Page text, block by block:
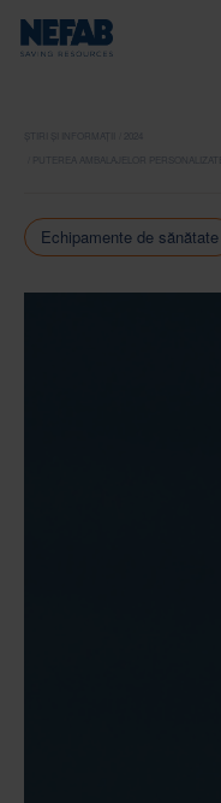
ȘTIRI ȘI INFORMAȚII
PUTEREA AMBALAJELOR
Echipamente de sănătate